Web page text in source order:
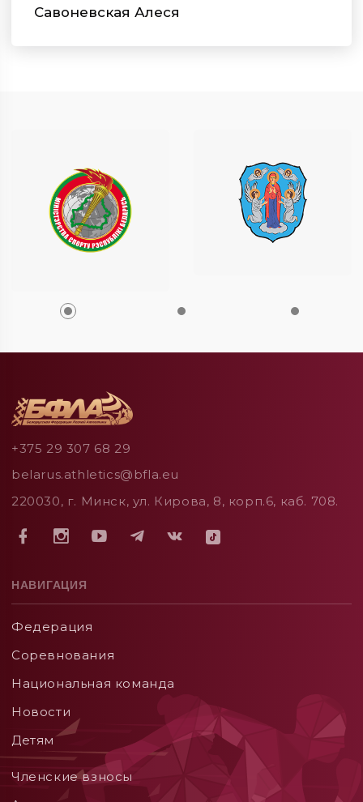
Савоневская Алеся
+375 29 307 68 29
belarus.athletics@bfla.eu
220030, г. Минск, ул. Кирова, 8, корп.6, каб. 708.
НАВИГАЦИЯ
Федерация
Соревнования
Национальная команда
Новости
Детям
Членские взносы